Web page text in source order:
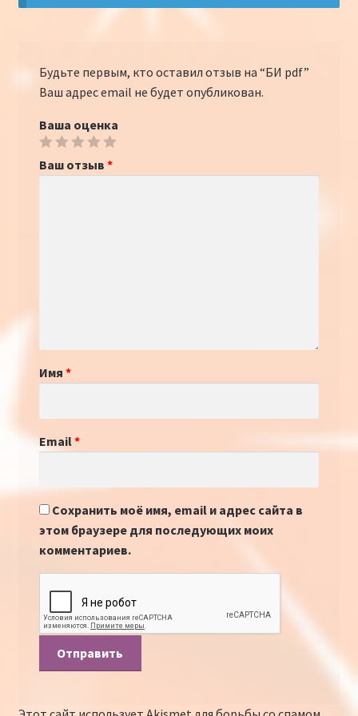
Будьте первым, кто оставил отзыв на “БИ pdf”
Ваш адрес email не будет опубликован.
Ваша оценка
Ваш отзыв *
Имя *
Email*
Сохранить моё имя, email и адрес сайта в
этом браузере для последующих моих
комментариев.